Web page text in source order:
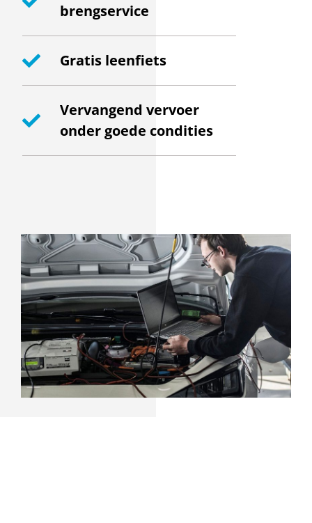
brengservice
Gratis leenfiets
Vervangend vervoer
onder goede condities